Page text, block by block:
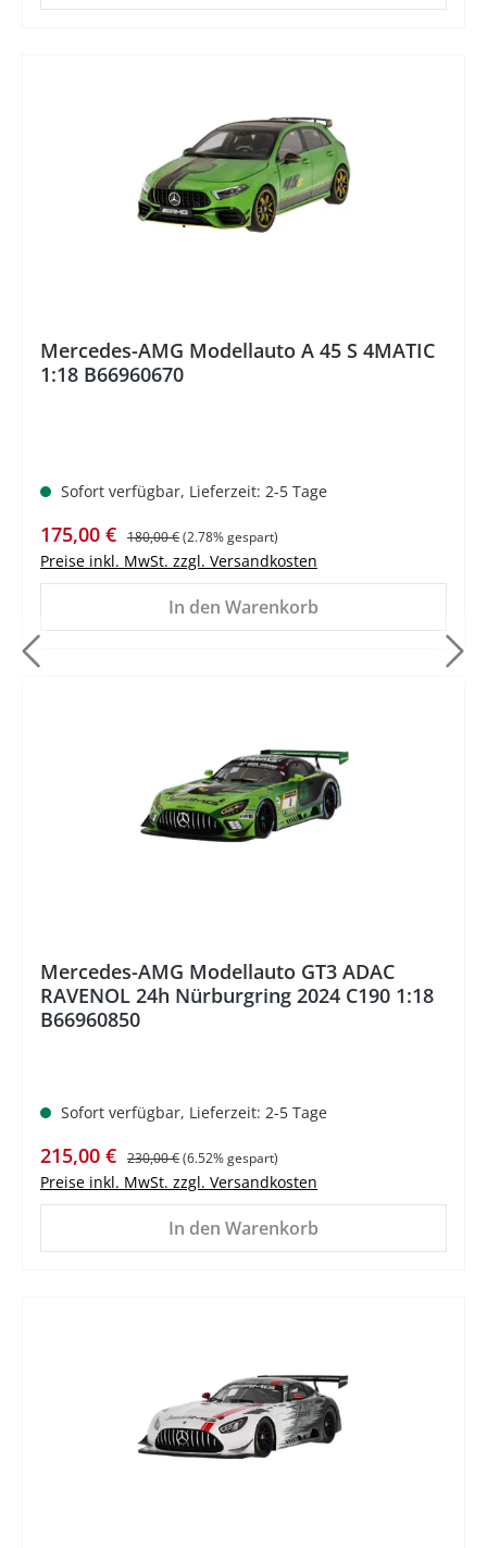
Mercedes-AMG Modellauto A 45 S 4MATIC
1:18 B66960670
Sofort verfügbar, Lieferzeit: 2-5 Tage
Verkaufspreis:
175,00 € Regulärer Preis:
180,00 €(2.78% gespart)
Preise inkl. MwSt. zzgl. Versandkosten
In den Warenkorb
Mercedes-AMG Modellauto GT3 ADAC
RAVENOL 24h Nürburgring 2024 C190 1:18
B66960850
Sofort verfügbar, Lieferzeit: 2-5 Tage
Verkaufspreis:
215,00 € Regulärer Preis:
230,00 €(6.52% gespart)
Preise inkl. MwSt. zzgl. Versandkosten
In den Warenkorb